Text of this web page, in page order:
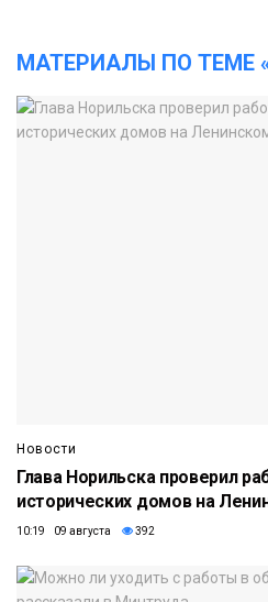
МАТЕРИАЛЫ ПО ТЕМЕ
Новости
Глава Норильска проверил
исторических домов на
10:19 09 августа 392